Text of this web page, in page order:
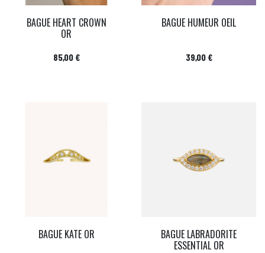
BAGUE HEART CROWN
OR
Prix
85,00 €
BAGUE HUMEUR OEIL
Prix
39,00 €
BAGUE KATE OR BAGUE LABRADORITE
ESSENTIAL OR